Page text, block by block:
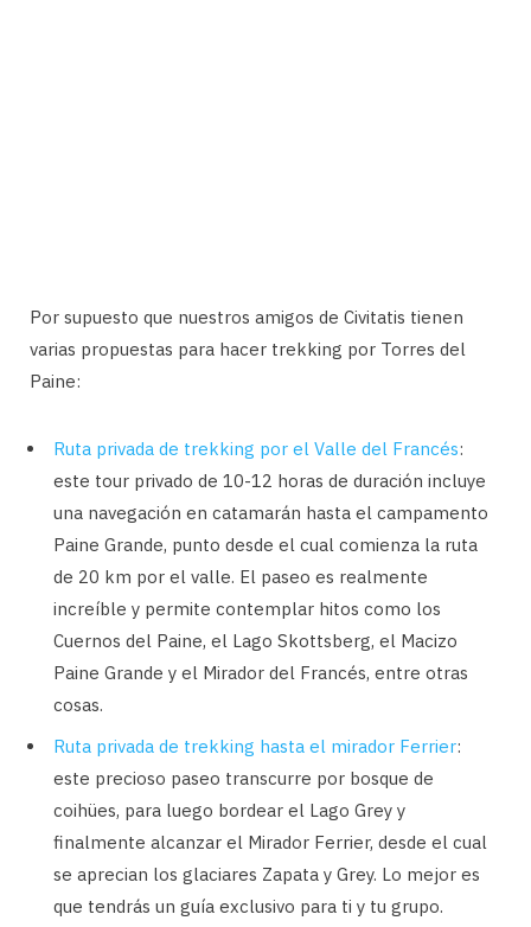
Por supuesto que nuestros amigos de Civitatis tienen
varias propuestas para hacer trekking por Torres del
Paine:
Ruta privada de trekking por el Valle del Francés:
este tour privado de 10-12 horas de duración incluye
una navegación en catamarán hasta el campamento
Paine Grande, punto desde el cual comienza la ruta
de 20 km por el valle. El paseo es realmente
increíble y permite contemplar hitos como los
Cuernos del Paine, el Lago Skottsberg, el Macizo
Paine Grande y el Mirador del Francés, entre otras
cosas.
Ruta privada de trekking hasta el mirador Ferrier:
este precioso paseo transcurre por bosque de
coihües, para luego bordear el Lago Grey y
finalmente alcanzar el Mirador Ferrier, desde el cual
se aprecian los glaciares Zapata y Grey. Lo mejor es
que tendrás un guía exclusivo para ti y tu grupo.